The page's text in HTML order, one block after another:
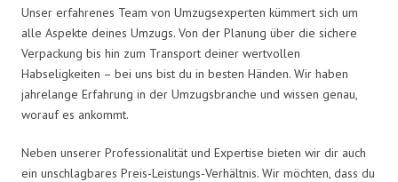
Unser erfahrenes Team von Umzugsexperten kümmert sich um
alle Aspekte deines Umzugs. Von der Planung über die sichere
Verpackung bis hin zum Transport deiner wertvollen
Habseligkeiten – bei uns bist du in besten Händen. Wir haben
jahrelange Erfahrung in der Umzugsbranche und wissen genau,
worauf es ankommt.
Neben unserer Professionalität und Expertise bieten wir dir auch
ein unschlagbares Preis-Leistungs-Verhältnis. Wir möchten, dass du